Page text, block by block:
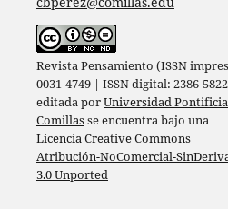
Revista Pensamiento (ISSN
0031-4749 | ISSN digital: 2386-
editada porUniversidad Pontificia
Comillasse encuentra bajo una
Licencia Creative Commons
Atribución-NoComercial-
3.0 Unported